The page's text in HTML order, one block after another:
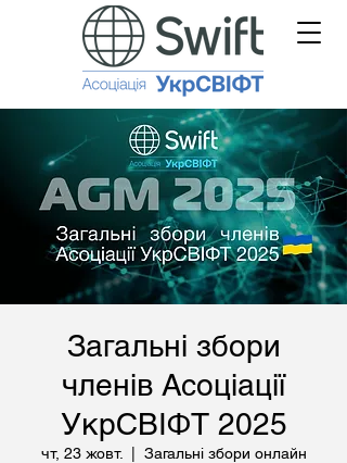
Загальні збори
членів Асоціації
УкрСВІФТ 2025
чт, 23 жовт. Загальні збори онлайн